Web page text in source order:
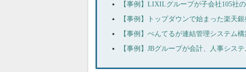
【事例】LIXILグループが子会社105社
【事例】トップダウンで始まった楽天
【事例】ぺんてるが連結管理システム
【事例】JBグループが会計、人事シス